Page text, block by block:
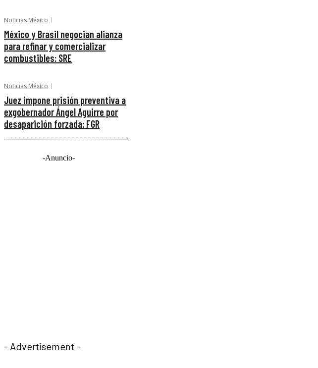
Noticias México
México y Brasil negocian alianza
para refinar y comercializar
combustibles: SRE
Noticias México
Juez impone prisión preventiva a
exgobernador Ángel Aguirre por
desaparición forzada: FGR
-Anuncio-
- Advertisement -